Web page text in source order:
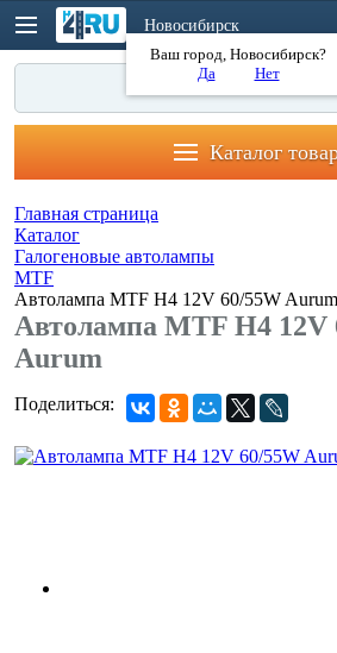
Новосибирск
Ваш город, Новосибирск?
Да
Нет
Каталог
Главная страница
Каталог
Галогеновые автолампы
MTF
Автолампа MTF H4 12V 60/55W Aurum
Автолампа MTF H4 12V
Aurum
Поделиться: